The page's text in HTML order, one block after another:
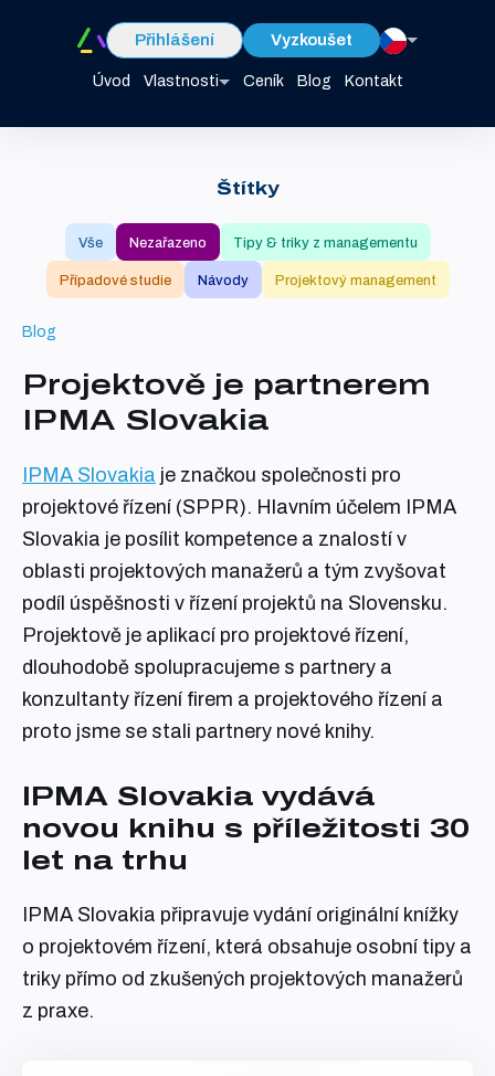
Úvod Vlastnosti Ceník Blog Kontakt
Přihlášení Vyzkoušet
Blog
Projektově je partnerem
IPMA Slovakia
IPMA Slovakia je značkou společnosti pro
projektové řízení (SPPR). Hlavním účelem IPMA
Slovakia je posílit kompetence a znalostí v
oblasti projektových manažerů a tým zvyšovat
podíl úspěšnosti v řízení projektů na Slovensku.
Projektově je aplikací pro projektové řízení,
dlouhodobě spolupracujeme s partnery a
konzultanty řízení firem a projektového řízení a
proto jsme se stali partnery nové knihy.
IPMA Slovakia vydává
novou knihu s příležitosti 30
let na trhu
IPMA Slovakia připravuje vydání originální knížky
o projektovém řízení, která obsahuje osobní tipy a
triky přímo od zkušených projektových manažerů
z praxe.
Štítky
Vše Nezařazeno Tipy & triky z managementu
Případové studie Návody Projektový management